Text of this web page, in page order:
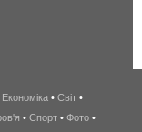
беспроводной
интернет
Економіка • Світ •
• Спорт • Фото •